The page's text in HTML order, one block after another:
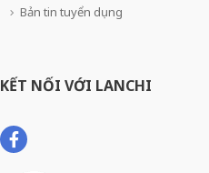
Bản tin tuyển dụng
KẾT NỐI VỚI LANCHI